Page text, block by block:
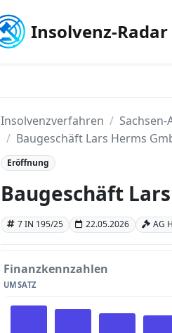
Insolvenz-Radar
Insolvenzverfahren Sachsen-
Baugeschäft Lars Herms
Eröffnung
Baugeschäft
7 IN 195/25 22.05.2026 AG
Finanzkennzahlen
UMSATZ